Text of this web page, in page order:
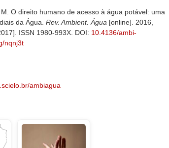
O direito humano de acesso à água potável: uma
da Água. Rev. Ambient. Água [online]. 2016,
ISSN 1980-993X. DOI: 10.4136/ambi-
nqnj3t
ambiagua